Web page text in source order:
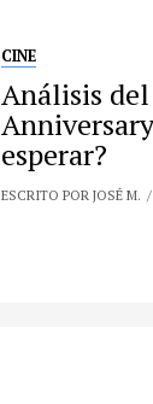
CINE
Análisis
esperar?
ESCRITO POR JOSÉ M.